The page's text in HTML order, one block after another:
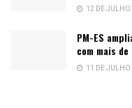
12 DE
PM-ES
com mais
11 DE